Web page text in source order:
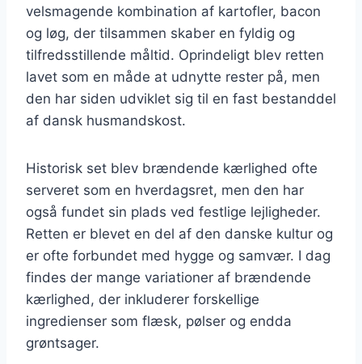
velsmagende kombination af kartofler, bacon
og løg, der tilsammen skaber en fyldig og
tilfredsstillende måltid. Oprindeligt blev retten
lavet som en måde at udnytte rester på, men
den har siden udviklet sig til en fast bestanddel
af dansk husmandskost.
Historisk set blev brændende kærlighed ofte
serveret som en hverdagsret, men den har
også fundet sin plads ved festlige lejligheder.
Retten er blevet en del af den danske kultur og
er ofte forbundet med hygge og samvær. I dag
findes der mange variationer af brændende
kærlighed, der inkluderer forskellige
ingredienser som flæsk, pølser og endda
grøntsager.